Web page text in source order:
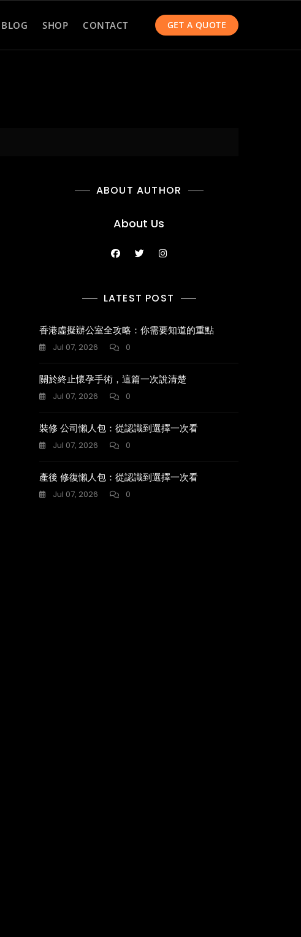
BLOG SHOP CONTACT GET A QUOTE
ABOUT AUTHOR
About Us
LATEST POST
香港虛擬辦公室全攻略：你需要知道的重點
Jul 07, 2026 0
關於終止懷孕手術，這篇一次說清楚
Jul 07, 2026 0
裝修 公司懶人包：從認識到選擇一次看
Jul 07, 2026 0
產後 修復懶人包：從認識到選擇一次看
Jul 07, 2026 0